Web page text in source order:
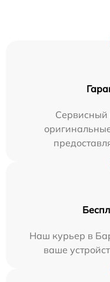
Сервисный
Наш курьер в
ваше